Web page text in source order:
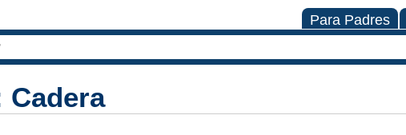
Para Padres
Cadera